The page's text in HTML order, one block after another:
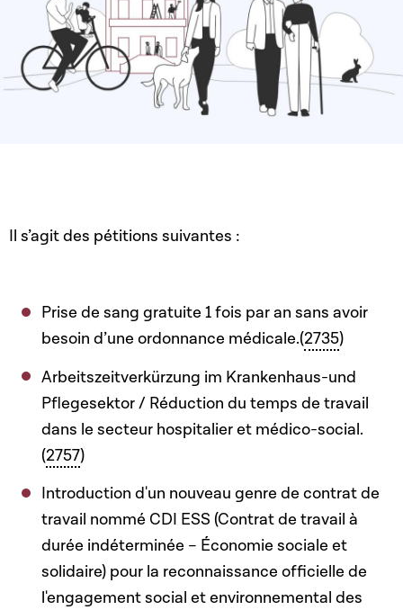
Il s’agit des pétitions suivantes :
Prise de sang gratuite 1 fois par an sans avoir
besoin d’une ordonnance médicale.(2735)
Arbeitszeitverkürzung im Krankenhaus-und
Pflegesektor / Réduction du temps de travail
dans le secteur hospitalier et médico-social.
(2757)
Introduction d'un nouveau genre de contrat de
travail nommé CDI ESS (Contrat de travail à
durée indéterminée – Économie sociale et
solidaire) pour la reconnaissance officielle de
l'engagement social et environnemental des